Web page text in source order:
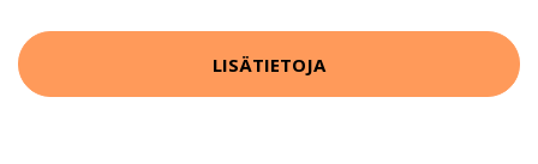
LISÄTIETOJA